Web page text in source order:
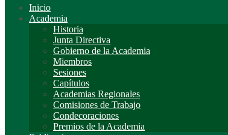
Inicio
Academia
Historia
Junta Directiva
Gobierno de la Academia
Miembros
Sesiones
Capítulos
Academias Regionales
Comisiones de Trabajo
Condecoraciones
Premios de la Academia